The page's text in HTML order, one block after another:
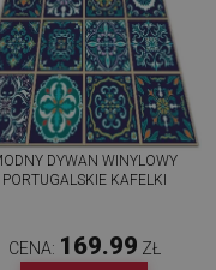
DYWAN WINYLOWY
PORTUGALSKIE KAFELKI
CENA: 169.99 ZŁ